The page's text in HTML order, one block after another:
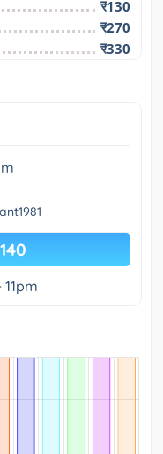
₹130
₹270
₹330
11pm